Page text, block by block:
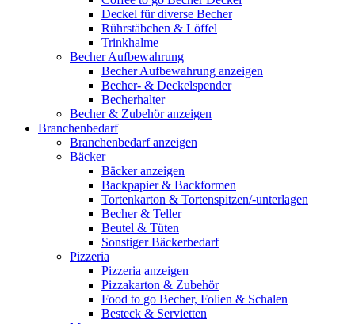
Deckel für diverse Becher
Rührstäbchen & Löffel
Trinkhalme
Becher Aufbewahrung
Becher Aufbewahrung anzeigen
Becher- & Deckelspender
Becherhalter
Becher & Zubehör anzeigen
Branchenbedarf
Branchenbedarf anzeigen
Bäcker
Bäcker anzeigen
Backpapier & Backformen
Tortenkarton & Tortenspitzen/-unterlagen
Becher & Teller
Beutel & Tüten
Sonstiger Bäckerbedarf
Pizzeria
Pizzeria anzeigen
Pizzakarton & Zubehör
Food to go Becher, Folien & Schalen
Besteck & Servietten